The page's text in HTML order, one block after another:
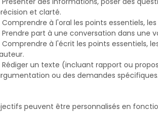
et clarté.
à l'oral les points essentiels,
part à une conversation dans une
à l'écrit les points essentiels,
un texte (incluant rapport ou
ou des demandes spécifiques.
peuvent être personnalisés en